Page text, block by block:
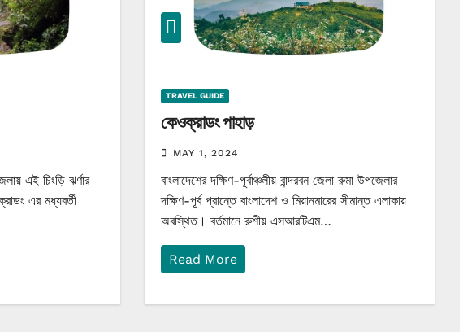
এই চিংড়ি ঝর্ণার
এর মধ্যবর্তী
TRAVEL GUIDE
কেওক্রাডং পাহাড়
MAY 1, 2024
বাংলাদেশের দক্ষিণ-পূর্বাঞ্চলীয় বান্দরবন জেলা রুমা উপজেলার
দক্ষিণ-পূর্ব প্রান্তে বাংলাদেশ ও মিয়ানমারের সীমান্ত এলাকায়
অবস্থিত। বর্তমানে রুশীয় এসআরটিএম…
Read More